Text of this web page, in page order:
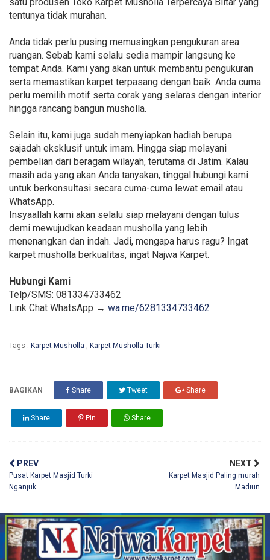
tentunya tidak murahan.
Anda tidak perlu pusing memusingkan pengukuran area
ruangan. Sebab kami selalu sedia mampir langsung ke
tempat Anda. Kami yang akan untuk membantu pengukuran
serta memastikan karpet terpasang dengan baik. Anda cuma
perlu memilih motif serta corak yang selaras dengan interior
hingga rancang bangun musholla.
Selain itu, kami juga sudah menyiapkan hadiah berupa
sajadah eksklusif untuk imam. Hingga siap melayani
pembelian dari beragam wilayah, terutama di Jatim. Kalau
masih ada yang akan Anda tanyakan, tinggal hubungi kami
untuk berkonsultasi secara cuma-cuma lewat email atau
WhatsApp.
Insyaallah kami akan selalu siap melayani dengan tulus
demi mewujudkan keadaan musholla yang lebih
menenangkan dan indah. Jadi, mengapa harus ragu? Ingat
karpet musholla berkualitas, ingat Najwa Karpet.
Hubungi Kami
Telp/SMS: 081334733462
Link Chat WhatsApp → wa.me/6281334733462
Tags : Karpet Musholla , Karpet Musholla Turki
BAGIKAN Share Tweet Share
Share Pin Share
PREV
Pusat Karpet Masjid Turki
Nganjuk
NEXT
Karpet Masjid Paling murah
Madiun